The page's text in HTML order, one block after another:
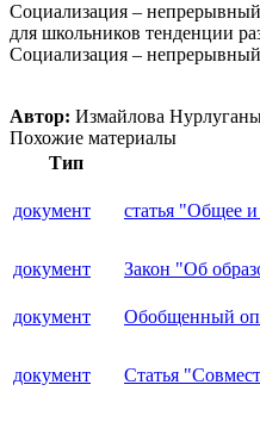
Социализация –
для школьников тенденции
Социализация –
Автор: Измайлова
Похожие материалы
Тип
документ статья "Общее
документ Закон "Об
документ Обобщенный
документ Статья